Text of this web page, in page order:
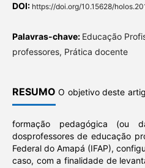
DOI: https://doi.org/10.15628/
Palavras-chave: Educação
professores, Prática docente
RESUMO O objetivo deste
formação pedagógica (ou
dosprofessores de educação
Federal do Amapá (IFAP),
caso, com a finalidade de